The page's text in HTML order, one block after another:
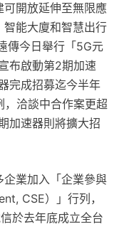
開放延伸至無限應
能大廈和智慧出行
傳今日舉行「5G元
布啟動第2期加速
完成招募迄今半年
，洽談中合作案更超
加速器則將擴大招
業加入「企業參與
CSE）」行列，
於去年底成立全台